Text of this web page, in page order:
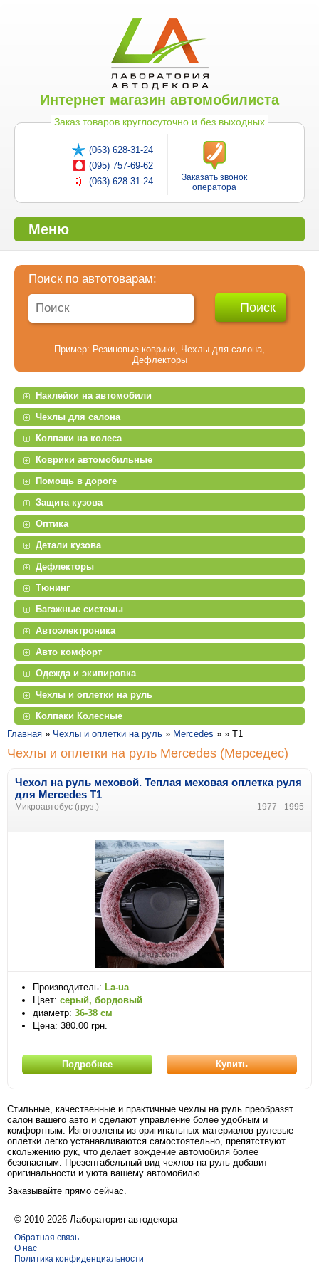
Интернет магазин автомобилиста
Заказ товаров круглосуточно и без выходных
(063) 628-31-24
(095) 757-69-62
(063) 628-31-24
Заказать звонок
оператора
Меню
Поиск по автотоварам:
Пример: Резиновые коврики Чехлы для салона
Дефлекторы
Наклейки на автомобили
Чехлы для салона
Колпаки на колеса
Коврики автомобильные
Помощь в дороге
Защита кузова
Оптика
Детали кузова
Дефлекторы
Тюнинг
Багажные системы
Автоэлектроника
Авто комфорт
Одежда и экипировка
Чехлы и оплетки на руль
Колпаки Колесные
Главная » Чехлы и оплетки на руль » Mercedes » » T1
Чехлы и оплетки на руль Mercedes (Мерседес)
Чехол на руль меховой. Теплая меховая оплетка руля
для Mercedes T1
Микроавтобус (груз.) 1977 - 1995
Производитель: La-ua
Цвет: серый, бордовый
диаметр: 36-38 см
Цена: 380.00 грн.
Подробнее Купить
Стильные, качественные и практичные чехлы на руль преобразят
салон вашего авто и сделают управление более удобным и
комфортным. Изготовлены из оригинальных материалов рулевые
оплетки легко устанавливаются самостоятельно, препятствуют
скольжению рук, что делает вождение автомобиля более
безопасным. Презентабельный вид чехлов на руль добавит
оригинальности и уюта вашему автомобилю.
Заказывайте прямо сейчас.
© 2010-2026 Лаборатория автодекора
Обратная связь
О нас
Политика конфиденциальности